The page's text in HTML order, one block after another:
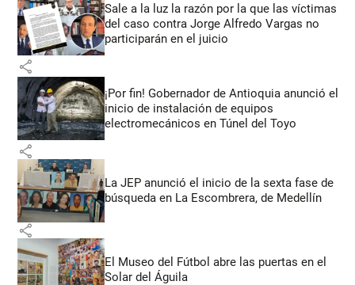
Sale a la luz la razón por la que las víctimas
del caso contra Jorge Alfredo Vargas no
participarán en el juicio
share
¡Por fin! Gobernador de Antioquia anunció el
inicio de instalación de equipos
electromecánicos en Túnel del Toyo
share
La JEP anunció el inicio de la sexta fase de
búsqueda en La Escombrera, de Medellín
share
El Museo del Fútbol abre las puertas en el
Solar del Águila